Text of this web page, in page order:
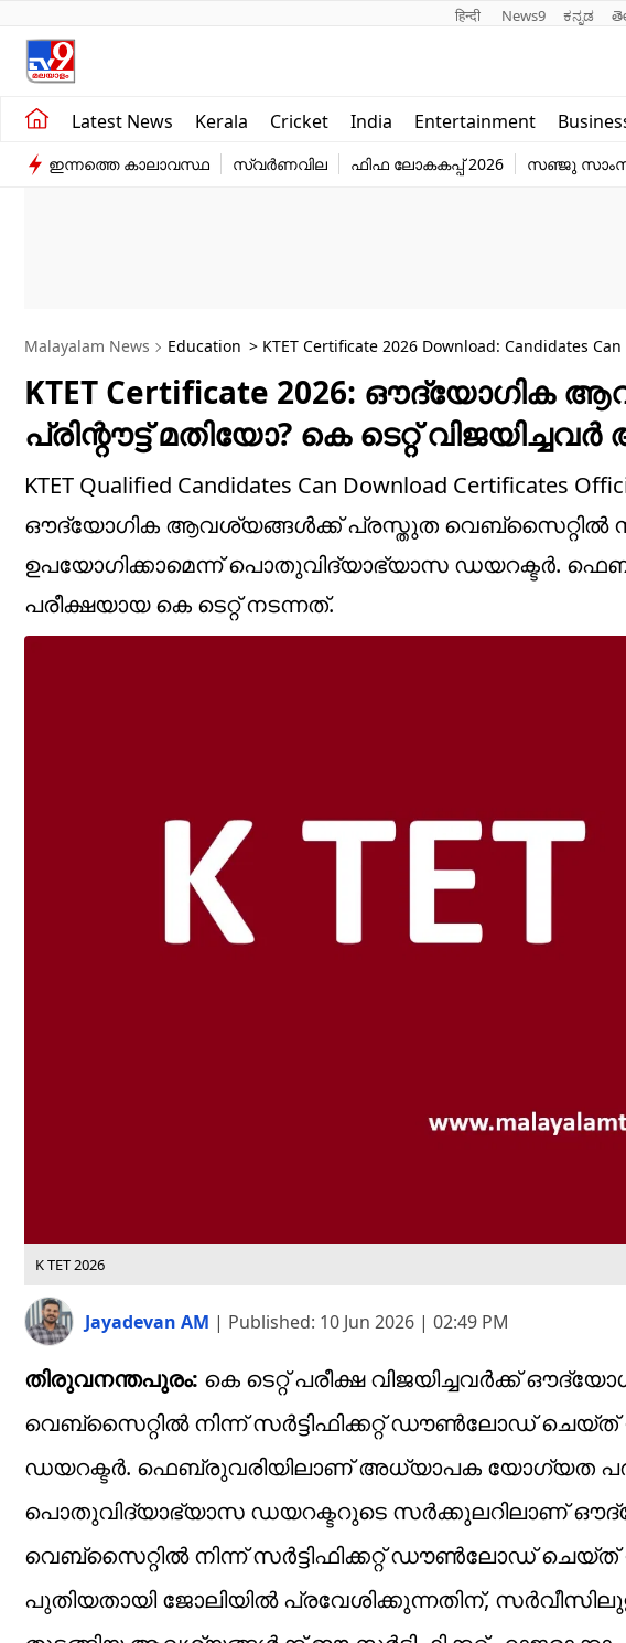
हिन्दी News9 ಕನ್ನಡ
Latest News Kerala Cricket India Entertainment
Kerala
India
Education
ഇന്നത്തെ കാലാവസ്ഥ സ്വർണവില ഫിഫ ലോകകപ്പ് 2026 സഞ്ജു
Malayalam News Education > KTET Certificate 2026 Download: Candidates
KTET Certificate 2026: ഔദ്യോഗിക
പ്രിന്റൗട്ട്‌ മതിയോ? കെ ടെറ്റ്
KTET Qualified Candidates Can Download Certificates
ഔദ്യോഗിക ആവശ്യങ്ങള്‍ക്ക് പ്രസ്തുത വെബ്‌സൈറ്റില്‍
ഉപയോഗിക്കാമെന്ന് പൊതുവിദ്യാഭ്യാസ ഡയറക്ടര്‍.
പരീക്ഷയായ കെ ടെറ്റ് നടന്നത്.
K TET 2026
Jayadevan AM | Published: 10 Jun 2026 | 02:49 PM
തിരുവനന്തപുരം: കെ ടെറ്റ് പരീക്ഷ വിജയിച്ചവര്‍ക്ക്
വെബ്‌സൈറ്റില്‍ നിന്ന് സര്‍ട്ടിഫിക്കറ്റ് ഡൗണ്‍ലോഡ്
ഡയറക്ടര്‍. ഫെബ്രുവരിയിലാണ് അധ്യാപക യോഗ്യത
പൊതുവിദ്യാഭ്യാസ ഡയറക്ടറുടെ സര്‍ക്കുലറിലാണ്
വെബ്‌സൈറ്റില്‍ നിന്ന് സര്‍ട്ടിഫിക്കറ്റ് ഡൗണ്‍ലോഡ് ചെയ്ത്
പുതിയതായി ജോലിയില്‍ പ്രവേശിക്കുന്നതിന്,